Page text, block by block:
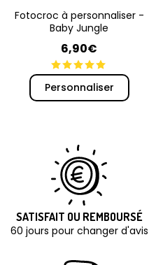
Fotocroc à personnaliser -
Baby Jungle
6,90€
Personnaliser
SATISFAIT OU REMBOURSÉ
60 jours pour changer d'avis